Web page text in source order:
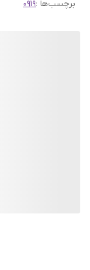
برچسب‌ها :0919